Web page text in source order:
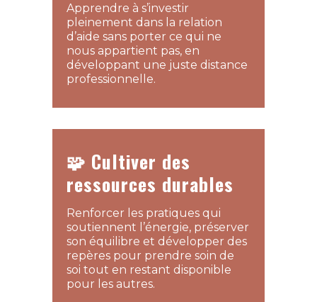
Apprendre à s’investir
pleinement dans la relation
d’aide sans porter ce qui ne
nous appartient pas, en
développant une juste distance
professionnelle.
🧩 Cultiver des
ressources durables
Renforcer les pratiques qui
soutiennent l’énergie, préserver
son équilibre et développer des
repères pour prendre soin de
soi tout en restant disponible
pour les autres.